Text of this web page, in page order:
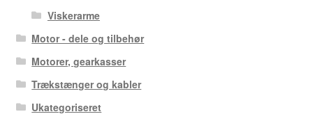
Viskerarme
Motor - dele og tilbehør
Motorer, gearkasser
Trækstænger og kabler
Ukategoriseret